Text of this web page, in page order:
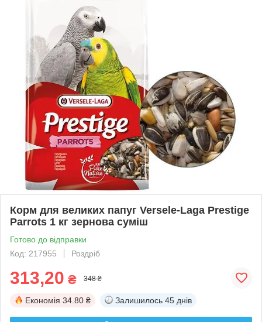
Корм для великих папуг Versele-Laga Prestige
Parrots 1 кг зернова суміш
Готово до відправки
Код: 217955
Роздріб
313,20 ₴ 348 ₴
Економія 34.80 ₴ Залишилось 45 днів